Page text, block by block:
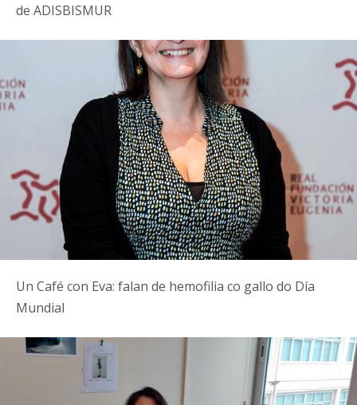
de ADISBISMUR
Un Café con Eva: falan de hemofilia co gallo do Día
Mundial